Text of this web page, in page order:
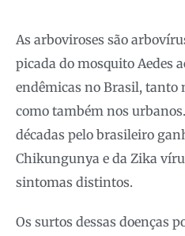
As arboviroses são
picada do mosquito Aedes
endêmicas no Brasil, tanto
como também nos
décadas pelo brasileiro
Chikungunya e da Zika
sintomas distintos.
Os surtos dessas doenças